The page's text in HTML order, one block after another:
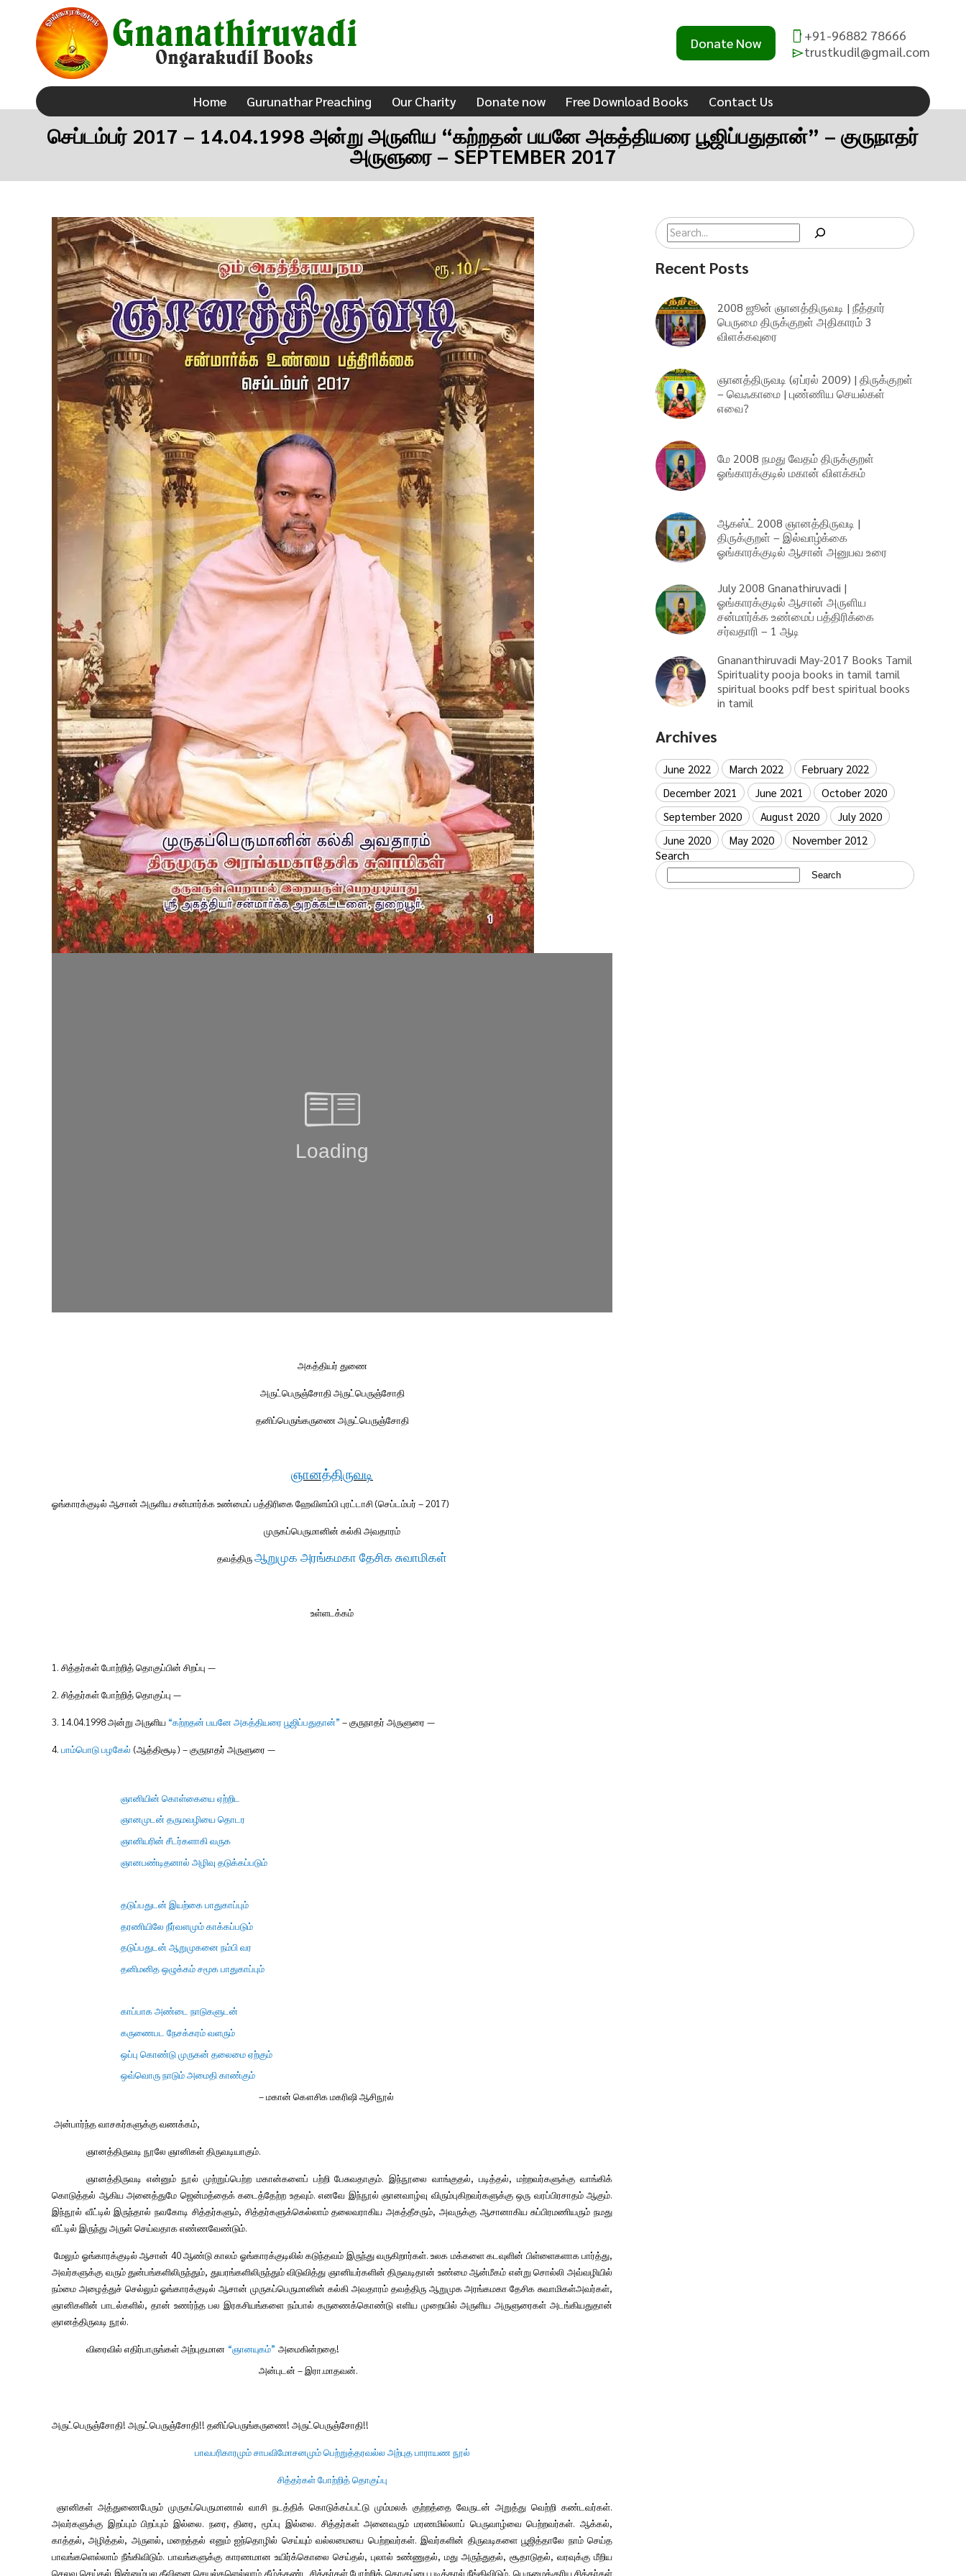
Gnanathiruvadi Ongarakudil Books – Tamil Spiritual Books Free Download
ongarakudil sri agathiar sanmarga sangam thuraiyur true spiritual gurugulam
Donate Now
+91-96882 78666
trustkudil@gmail.com
Home Gurunathar Preaching Our Charity Donate now Free Download Books Contact Us
செப்டம்பர் 2017 – 14.04.1998 அன்று அருளிய “கற்றதன் பயனே அகத்தியரை பூஜிப்பதுதான்” – குருநாதர்
அருளுரை – SEPTEMBER 2017
அகத்தியர் துணை
அருட்பெருஞ்சோதி அருட்பெருஞ்சோதி
தனிப்பெருங்கருணை அருட்பெருஞ்சோதி
ஞானத்திருவடி
ஓங்காரக்குடில் ஆசான் அருளிய சன்மார்க்க உண்மைப் பத்திரிகை ஹேவிளம்பி புரட்டாசி (செப்டம்பர் –2017)
முருகப்பெருமானின் கல்கி அவதாரம்
தவத்திருஆறுமுக அரங்கமகா தேசிக சுவாமிகள்
உள்ளடக்கம்
1. சித்தர்கள் போற்றித் தொகுப்பின் சிறப்பு —
2. சித்தர்கள் போற்றித் தொகுப்பு —
3. 14.04.1998அன்று அருளிய “கற்றதன் பயனே அகத்தியரை பூஜிப்பதுதான்” – குருநாதர் அருளுரை —
4. பாம்பொடு பழகேல் (ஆத்திசூடி) – குருநாதர் அருளுரை —
ஞானியின் கொள்கையை ஏற்றிட
ஞானமுடன் தருமவழியை தொடர
ஞானியரின் சீடர்களாகி வருக
ஞானபண்டிதனால் அழிவு தடுக்கப்படும்
தடுப்பதுடன் இயற்கை பாதுகாப்பும்
தரணியிலே நீர்வளமும் காக்கப்படும்
தடுப்பதுடன் ஆறுமுகனை நம்பி வர
தனிமனித ஒழுக்கம் சமூக பாதுகாப்பும்
காப்பாக அண்டை நாடுகளுடன்
கருணைபட நேசக்கரம் வளரும்
ஒப்பு கொண்டு முருகன் தலைமை ஏற்கும்
ஒவ்வொரு நாடும் அமைதி காண்கும்
–மகான் கௌசிக மகரிஷி ஆசிநூல்
அன்பார்ந்த வாசகர்களுக்கு வணக்கம்,
ஞானத்திருவடி நூலே ஞானிகள் திருவடியாகும்.
ஞானத்திருவடி என்னும் நூல் முற்றுப்பெற்ற மகான்களைப் பற்றி பேசுவதாகும். இந்நூலை வாங்குதல்,படித்தல்,மற்றவர்களுக்கு வாங்கிக்
கொடுத்தல் ஆகிய அனைத்துமே ஜென்மத்தைக் கடைத்தேற்ற உதவும். எனவே இந்நூல் ஞானவாழ்வு விரும்புகிறவர்களுக்கு ஒரு வரப்பிரசாதம் ஆகும்.
இந்நூல் வீட்டில் இருந்தால் நவகோடி சித்தர்களும், சித்தர்களுக்கெல்லாம் தலைவராகிய அகத்தீசரும், அவருக்கு ஆசானாகிய சுப்பிரமணியரும் நமது
வீட்டில் இருந்து அருள் செய்வதாக எண்ணவேண்டும்.
மேலும் ஓங்காரக்குடில் ஆசான் 40ஆண்டு காலம் ஓங்காரக்குடிலில் கடுந்தவம் இருந்து வருகிறார்கள். உலக மக்களை கடவுளின் பிள்ளைகளாக பார்த்து,
அவர்களுக்கு வரும் துன்பங்களிலிருந்தும், துயரங்களிலிருந்தும் விடுவித்து ஞானியர்களின் திருவடிதான் உண்மை ஆன்மீகம் என்று சொல்லி அவ்வழியில்
நம்மை அழைத்துச் செல்லும் ஓங்காரக்குடில் ஆசான் முருகப்பெருமானின் கல்கி அவதாரம் தவத்திரு ஆறுமுக அரங்கமகா தேசிக சுவாமிகள்அவர்கள்,
ஞானிகளின் பாடல்களில், தான் உணர்ந்த பல இரகசியங்களை நம்பால் கருணைக்கொண்டு எளிய முறையில் அருளிய அருளுரைகள் அடங்கியதுதான்
ஞானத்திருவடி நூல்.
விரைவில் எதிர்பாருங்கள் அற்புதமான “ஞானயுகம்” அமைகின்றதை!
அன்புடன் – இரா.மாதவன்.
அருட்பெருஞ்சோதி! அருட்பெருஞ்சோதி!! தனிப்பெருங்கருணை! அருட்பெருஞ்சோதி!!
பாவபரிகாரமும் சாபவிமோசனமும் பெற்றுத்தரவல்ல அற்புத பாராயண நூல்
சித்தர்கள் போற்றித் தொகுப்பு
ஞானிகள் அத்துணைபேரும் முருகப்பெருமானால் வாசி நடத்திக் கொடுக்கப்பட்டு மும்மலக் குற்றத்தை வேருடன் அறுத்து வெற்றி கண்டவர்கள்.
அவர்களுக்கு இறப்பும் பிறப்பும் இல்லை. நரை,திரை,மூப்பு இல்லை. சித்தர்கள் அனைவரும் மரணமில்லாப் பெருவாழ்வை பெற்றவர்கள். ஆக்கல்,
காத்தல்,அழித்தல், அருளல்,மறைத்தல் எனும் ஐந்தொழில் செய்யும் வல்லமையை பெற்றவர்கள். இவர்களின் திருவடிகளை பூஜித்தாலே நாம் செய்த
பாவங்களெல்லாம் நீங்கிவிடும். பாவங்களுக்கு காரணமான உயிர்க்கொலை செய்தல், புலால் உண்ணுதல், மது அருந்துதல், சூதாடுதல், வரவுக்கு மீறிய
செலவு செய்தல் இன்னும்பல தீவினை செயல்களெல்லாம் கீழ்க்கண்ட சித்தர்கள் போற்றித் தொகுப்பை படித்தால் நீங்கிவிடும். பெருமைக்குரிய சித்தர்கள்
Search
Recent Posts
2008 ஜூன் ஞானத்திருவடி | நீத்தார்
பெருமை திருக்குறள் அதிகாரம் 3
விளக்கவுரை
ஞானத்திருவடி (ஏப்ரல் 2009) | திருக்குறள்
– வெஃகாமை | புண்ணிய செயல்கள்
எவை?
மே 2008 நமது வேதம் திருக்குறள்
ஓங்காரக்குடில் மகான் விளக்கம்
ஆகஸ்ட் 2008 ஞானத்திருவடி |
திருக்குறள் – இல்வாழ்க்கை
ஓங்காரக்குடில் ஆசான் அனுபவ உரை
July 2008 Gnanathiruvadi |
ஓங்காரக்குடில் ஆசான் அருளிய
சன்மார்க்க உண்மைப் பத்திரிக்கை
சர்வதாரி – 1 ஆடி
Gnananthiruvadi May-2017 Books Tamil
Spirituality pooja books in tamil tamil
spiritual books pdf best spiritual books
in tamil
Archives
June 2022 March 2022
February 2022
December 2021
June 2021
October 2020
September 2020
August 2020
July 2020
June 2020
May 2020 November 2012
Search
Search